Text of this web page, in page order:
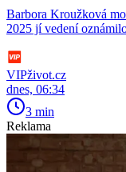
Barbora Kroužková
2025 jí vedení
VIPživot.cz
dnes, 06:34
3 min
Reklama